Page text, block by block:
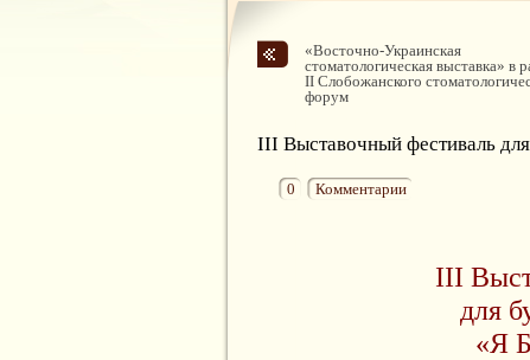
«Восточно-Украинская
стоматологическая выставка» в
II Слобожанского
форум
ІII Выставочный фестиваль
0 Комментарии
ІII
для
«Я